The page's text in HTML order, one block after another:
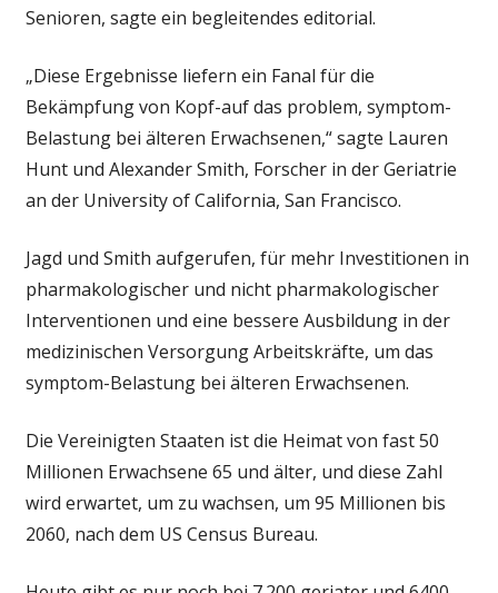
Senioren, sagte ein begleitendes editorial.
„Diese Ergebnisse liefern ein Fanal für die
Bekämpfung von Kopf-auf das problem, symptom-
Belastung bei älteren Erwachsenen,“ sagte Lauren
Hunt und Alexander Smith, Forscher in der Geriatrie
an der University of California, San Francisco.
Jagd und Smith aufgerufen, für mehr Investitionen in
pharmakologischer und nicht pharmakologischer
Interventionen und eine bessere Ausbildung in der
medizinischen Versorgung Arbeitskräfte, um das
symptom-Belastung bei älteren Erwachsenen.
Die Vereinigten Staaten ist die Heimat von fast 50
Millionen Erwachsene 65 und älter, und diese Zahl
wird erwartet, um zu wachsen, um 95 Millionen bis
2060, nach dem US Census Bureau.